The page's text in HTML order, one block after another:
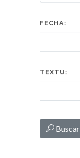
FECHA:
TEXTU:
Buscar